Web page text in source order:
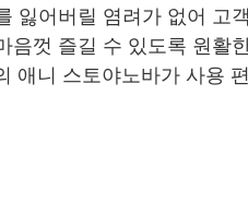
잃어버릴 염려가 없어 고
음껏 즐길 수 있도록 원활
애니 스토야노바가 사용